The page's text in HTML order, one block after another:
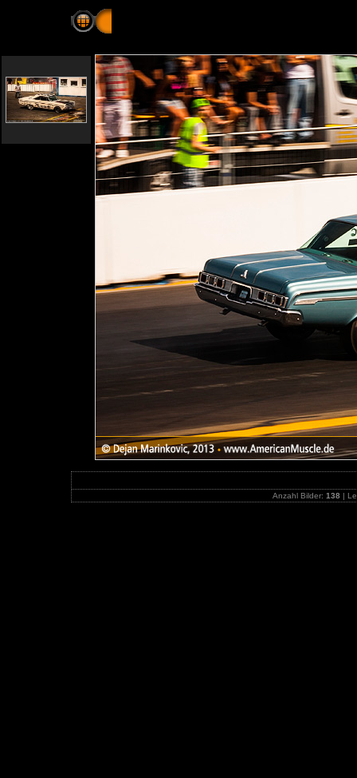
Anzahl Bilder: 138 |